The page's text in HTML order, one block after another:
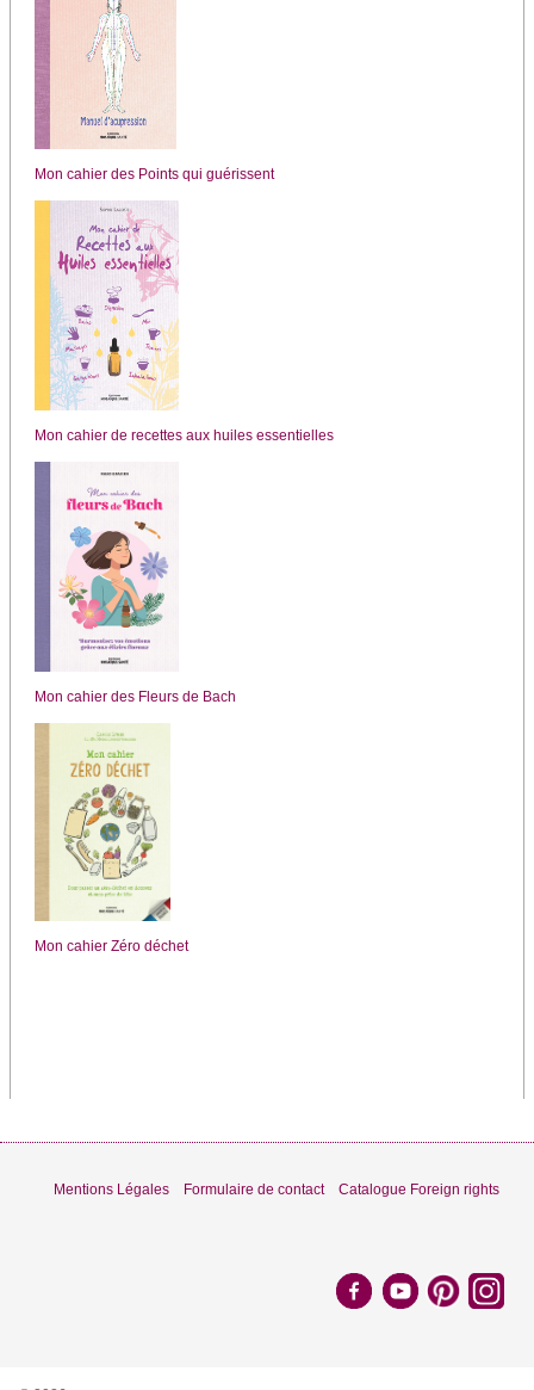
Mon cahier des Points qui guérissent
Mon cahier de recettes aux huiles essentielles
Mon cahier des Fleurs de Bach
Mon cahier Zéro déchet
Mentions Légales Formulaire de contact Catalogue Foreign rights